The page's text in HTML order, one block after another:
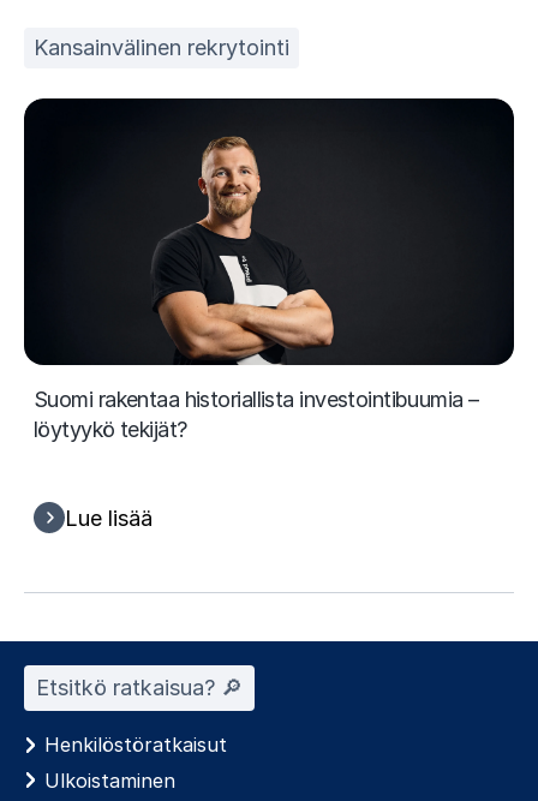
Kansainvälinen rekrytointi
Suomi rakentaa historiallista investointibuumia –
löytyykö tekijät?
Lue lisää
Etsitkö ratkaisua? 🔎︎
Henkilöstöratkaisut
Ulkoistaminen